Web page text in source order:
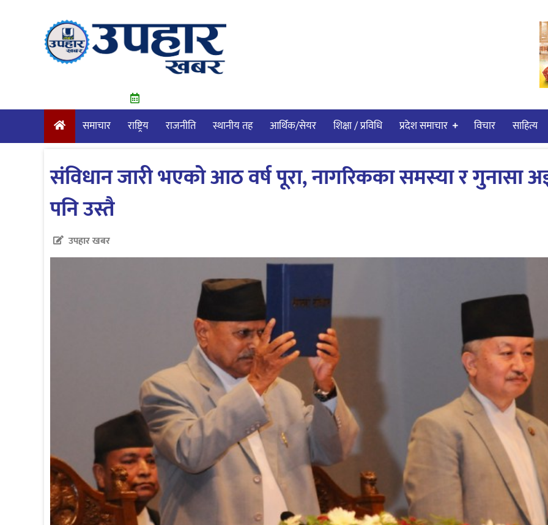
समाचार राष्ट्रिय राजनीति स्थानीय तह आर्थिक/सेयर शिक्षा / प्रविधि प्रदेश समाचार विचार साहित्य
संविधान जारी भएको आठ वर्ष पूरा, नागरिकका समस्या र गुनासा
पनि उस्तै
उपहार खबर